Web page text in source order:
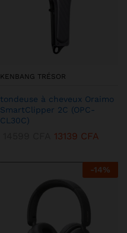
KENBANG TRÉSOR
tondeuse à cheveux Oraimo
SmartClipper 2C (OPC-
CL30C)
13139 CFA
-14%